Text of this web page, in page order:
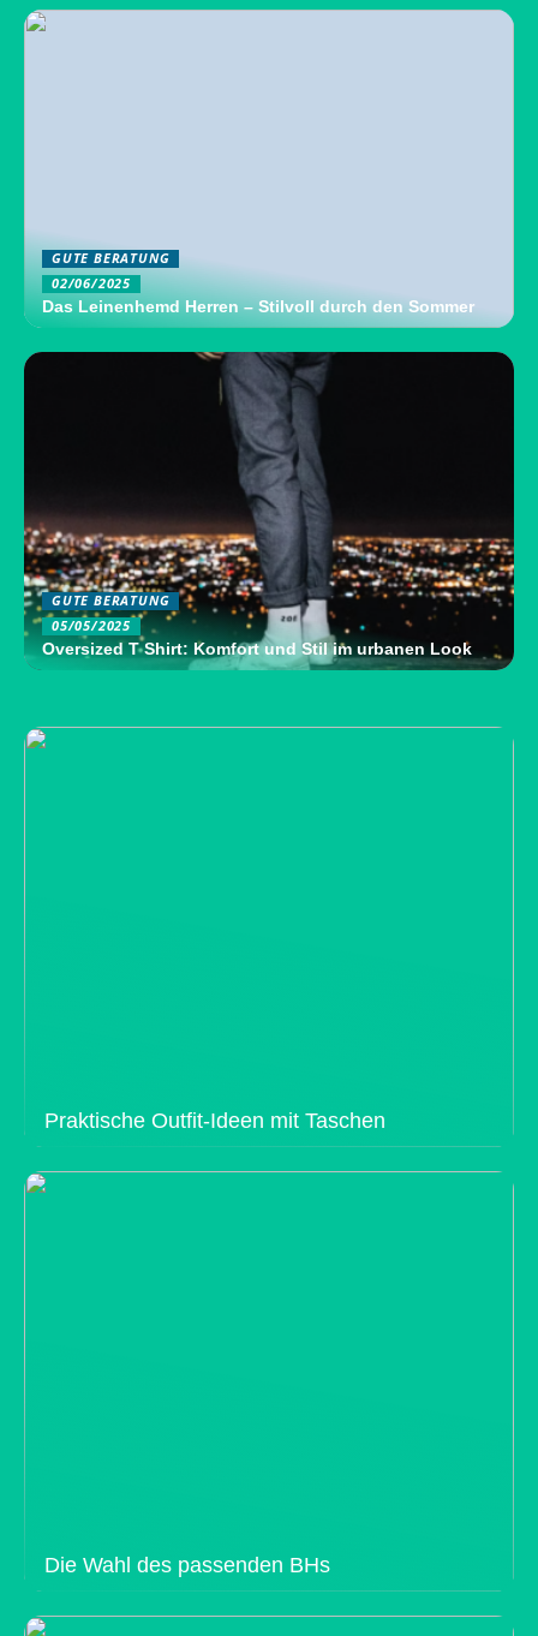
GUTE BERATUNG
02/06/2025
Das Leinenhemd Herren – Stilvoll durch den Sommer
GUTE BERATUNG
05/05/2025
Oversized T Shirt: Komfort und Stil im urbanen Look
Praktische Outfit-Ideen mit Taschen
Die Wahl des passenden BHs